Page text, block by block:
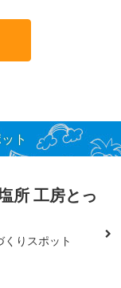
ト
所 工房とっ
りスポット